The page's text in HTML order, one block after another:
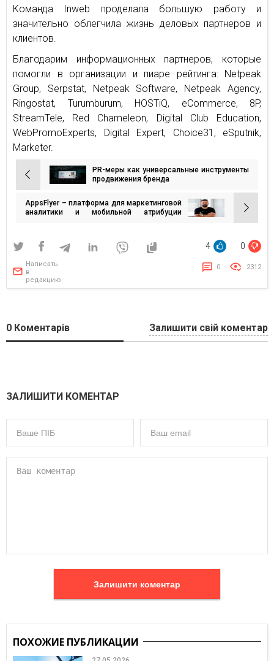
Команда Inweb проделала большую работу и
значительно облегчила жизнь деловых партнеров и
клиентов.
Благодарим информационных партнеров, которые
помогли в организации и пиаре рейтинга: Netpeak
Group, Serpstat, Netpeak Software, Netpeak Agency,
Ringostat, Turumburum, HOSTiQ, eCommerce, 8P,
StreamTele, Red Chameleon, Digital Club Education,
WebPromoExperts, Digital Expert, Choice31, eSputnik,
Marketer.
Навигация
по
записям
PR-меры как универсальные инструменты
продвижения бренда
AppsFlyer – платформа для маркетинговой
аналитики и мобильной атрибуции
4 0
Написать
в
редакцию
0 2312
0 Коментарів Залишити свій коментар
ЗАЛИШИТИ КОМЕНТАР
Залишити коментар
ПОХОЖИЕ ПУБЛИКАЦИИ